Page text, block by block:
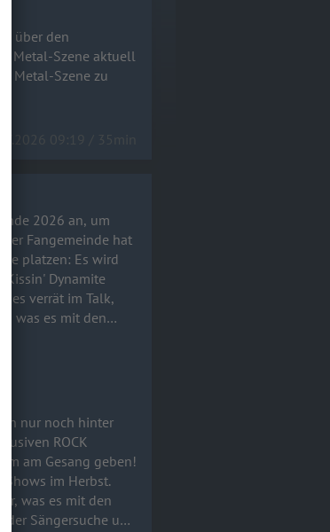
über den
Metal-Szene aktuell
Metal-Szene zu
09:19 / 35min
2026 an, um
Fangemeinde hat
platzen: Es wird
verrät im Talk,
was es mit den
aktuelle Stand bei
Macht
Feinsten! 🤘
nur noch hinter
ROCK
am Gesang geben!
im Herbst.
was es mit den
Sängersuche und